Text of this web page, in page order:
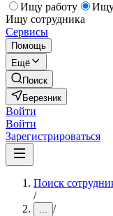
Ищу работу
Ищу
Ищу сотрудника
Сервисы
Помощь
Ещё
Поиск
Березник
Войти
Войти
Зарегистрироваться
Поиск
/
... /